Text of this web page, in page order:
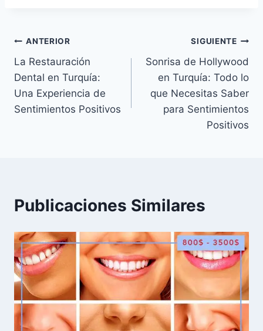
Navegación
de
entradas
ANTERIOR
La Restauración
Dental en Turquía:
Una Experiencia de
Sentimientos Positivos
SIGUIENTE
Sonrisa de Hollywood
en Turquía: Todo lo
que Necesitas Saber
para Sentimientos
Positivos
Publicaciones Similares